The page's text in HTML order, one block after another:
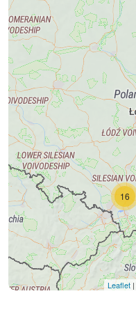
16
Leaflet |